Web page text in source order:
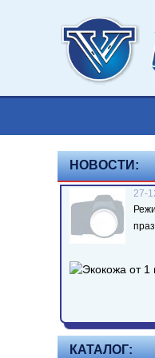
НОВОСТИ:
27-
КАТАЛОГ: